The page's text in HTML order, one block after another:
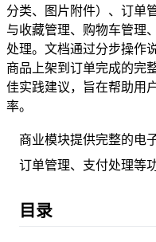
分类、图片附件）、订单
与收藏管理、购物车管理
处理。文档通过分步操作
商品上架到订单完成的完
佳实践建议，旨在帮助用
率。
商业模块提供完整的电
订单管理、支付处理等功
目录